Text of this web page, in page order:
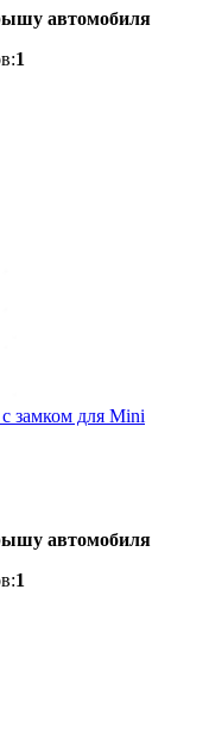
автомобиля
1
замком для Mini
автомобиля
1